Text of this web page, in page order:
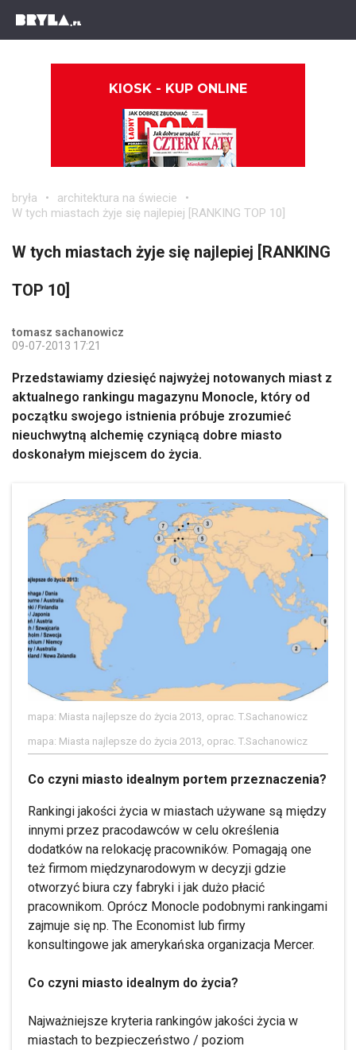
KIOSK - KUP ONLINE
bryła
architektura na świecie
W tych miastach żyje się najlepiej [RANKING TOP 10]
W tych miastach żyje się najlepiej [RANKING
TOP 10]
tomasz sachanowicz
09-07-2013 17:21
Przedstawiamy dziesięć najwyżej notowanych miast z
aktualnego rankingu magazynu Monocle, który od
początku swojego istnienia próbuje zrozumieć
nieuchwytną alchemię czyniącą dobre miasto
doskonałym miejscem do życia.
mapa: Miasta najlepsze do życia 2013, oprac. T.Sachanowicz
mapa: Miasta najlepsze do życia 2013, oprac. T.Sachanowicz
Co czyni miasto idealnym portem przeznaczenia?
Rankingi jakości życia w miastach używane są między
innymi przez pracodawców w celu określenia
dodatków na relokację pracowników. Pomagają one
też firmom międzynarodowym w decyzji gdzie
otworzyć biura czy fabryki i jak dużo płacić
pracownikom. Oprócz Monocle podobnymi rankingami
zajmuje się np. The Economist lub firmy
konsultingowe jak amerykańska organizacja Mercer.
Co czyni miasto idealnym do życia?
Najważniejsze kryteria rankingów jakości życia w
miastach to bezpieczeństwo / poziom